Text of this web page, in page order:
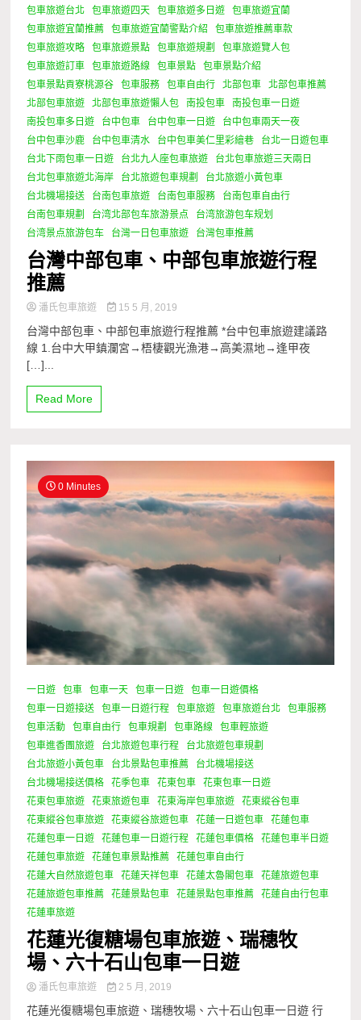
包車旅遊台北
包車旅遊四天 包車旅遊多日遊
包車旅遊宜蘭
包車旅遊宜蘭推薦
包車旅遊宜蘭警點介紹
包車旅遊推薦車款
包車旅遊攻略
包車旅遊景點 包車旅遊規劃
包車旅遊覽人包
包車旅遊訂車
包車旅遊路線 包車景點
包車景點介紹
包車景點貢寮桃源谷
包車服務 包車自由行 北部包車
北部包車推薦
北部包車旅遊
北部包車旅遊懶人包 南投包車
南投包車一日遊
南投包車多日遊
台中包車 台中包車一日遊
台中包車兩天一夜
台中包車沙鹿
台中包車清水 台中包車美仁里彩繪巷
台北一日遊包車
台北下雨包車一日遊
台北九人座包車旅遊
台北包車旅遊三天兩日
台北包車旅遊北海岸
台北旅遊包車規劃
台北旅遊小黃包車
台北機場接送
台南包車旅遊 台南包車服務
台南包車自由行
台南包車規劃
台湾北部包车旅游景点
台湾旅游包车规划
台湾景点旅游包车
台灣一日包車旅遊 台灣包車推薦
台灣中部包車、中部包車旅遊行程
推薦
潘氏包車旅遊 15 5 月, 2019
台灣中部包車、中部包車旅遊行程推薦 *台中包車旅遊建議路
線 1.台中大甲鎮瀾宮→梧棲觀光漁港→高美濕地→逢甲夜
[…]...
Read More
0 Minutes
一日遊 包車 包車一天 包車一日遊
包車一日遊價格
包車一日遊接送
包車一日遊行程 包車旅遊 包車旅遊台北
包車服務
包車活動
包車自由行 包車規劃 包車路線
包車輕旅遊
包車進香團旅遊
台北旅遊包車行程
台北旅遊包車規劃
台北旅遊小黃包車
台北景點包車推薦
台北機場接送
台北機場接送價格
花季包車 花東包車
花東包車一日遊
花東包車旅遊
花東旅遊包車 花東海岸包車旅遊
花東縱谷包車
花東縱谷包車旅遊
花東縱谷旅遊包車 花蓮一日遊包車
花蓮包車
花蓮包車一日遊
花蓮包車一日遊行程 花蓮包車價格
花蓮包車半日遊
花蓮包車旅遊
花蓮包車景點推薦
花蓮包車自由行
花蓮大自然旅遊包車
花蓮天祥包車 花蓮太魯閣包車
花蓮旅遊包車
花蓮旅遊包車推薦
花蓮景點包車 花蓮景點包車推薦
花蓮自由行包車
花蓮車旅遊
花蓮光復糖場包車旅遊、瑞穗牧
場、六十石山包車一日遊
潘氏包車旅遊 2 5 月, 2019
花蓮光復糖場包車旅遊、瑞穗牧場、六十石山包車一日遊 行